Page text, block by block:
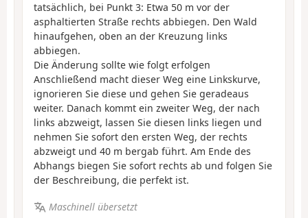
tatsächlich, bei Punkt 3: Etwa 50 m vor der
asphaltierten Straße rechts abbiegen. Den Wald
hinaufgehen, oben an der Kreuzung links
abbiegen.
Die Änderung sollte wie folgt erfolgen
Anschließend macht dieser Weg eine Linkskurve,
ignorieren Sie diese und gehen Sie geradeaus
weiter. Danach kommt ein zweiter Weg, der nach
links abzweigt, lassen Sie diesen links liegen und
nehmen Sie sofort den ersten Weg, der rechts
abzweigt und 40 m bergab führt. Am Ende des
Abhangs biegen Sie sofort rechts ab und folgen Sie
der Beschreibung, die perfekt ist.
Maschinell übersetzt